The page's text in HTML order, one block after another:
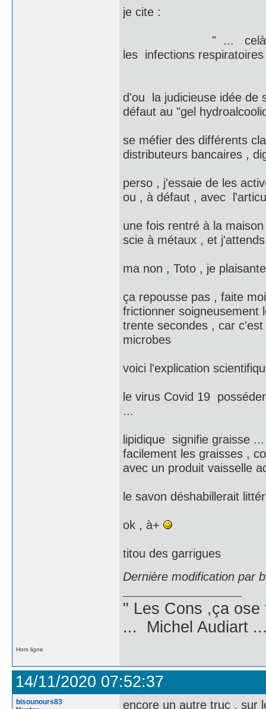
je cite :
" ... celà fait plus
les infections
d'ou la judicieuse idée de
défaut au "gel
se méfier des différents
distributeurs bancaires ,
perso , j'essaie de les
ou , à défaut , avec
une fois rentré à la
scie à métaux , et
ma non , Toto , je
ça repousse pas , faite
frictionner soigneusement
trente secondes , car
microbes
voici l'explication
le virus Covid 19
...
lipidique signifie graisse
facilement les graisses ,
avec un produit vaisselle
le savon déshabillerait
ok , à+
titou des garrigues
Dernière modification par
" Les Cons ,ça
... Michel Audiart
Hors ligne
14/11/2020 07:52:37
bisounours83 encore un autre truc , sur